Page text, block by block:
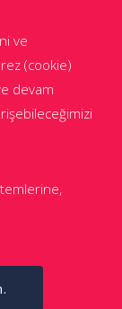
ve
(cookie)
devam